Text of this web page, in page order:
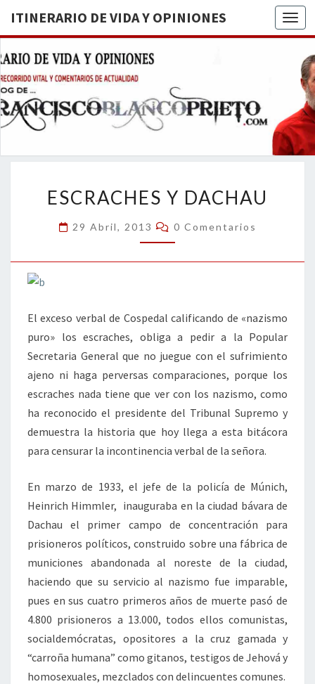
ITINERARIO DE VIDA Y OPINIONES
DE
BREVE
RECORRIDO
VITAL Y
ACTUALIDAD
Y
DACHAU
ESCRACHES Y DACHAU
29 Abril, 2013 Comentarios
0 Comentarios
El exceso verbal de Cospedal calificando de «nazismo
puro» los escraches, obliga a pedir a la Popular
Secretaria General que no juegue con el sufrimiento
ajeno ni haga perversas comparaciones, porque los
escraches nada tiene que ver con los nazismo, como
ha reconocido el presidente del Tribunal Supremo y
demuestra la historia que hoy llega a esta bitácora
para censurar la incontinencia verbal de la señora.
En marzo de 1933, el jefe de la policía de Múnich,
Heinrich Himmler, inauguraba en la ciudad bávara de
Dachau el primer campo de concentración para
prisioneros políticos, construido sobre una fábrica de
municiones abandonada al noreste de la ciudad,
haciendo que su servicio al nazismo fue imparable,
pues en sus cuatro primeros años de muerte pasó de
4.800 prisioneros a 13.000, todos ellos comunistas,
socialdemócratas, opositores a la cruz gamada y
“carroña humana” como gitanos, testigos de Jehová y
homosexuales, mezclados con delincuentes comunes.